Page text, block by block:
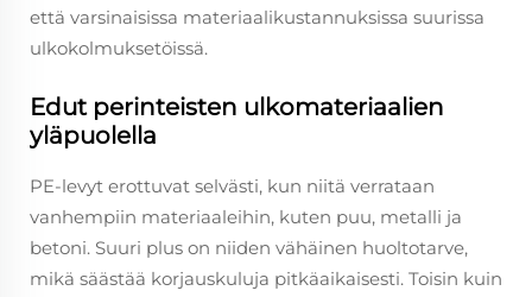
että varsinaisissa materiaalikustannuksissa suurissa
ulkokolmuksetöissä.
Edut perinteisten ulkomateriaalien
yläpuolella
PE-levyt erottuvat selvästi, kun niitä verrataan
vanhempiin materiaaleihin, kuten puu, metalli ja
betoni. Suuri plus on niiden vähäinen huoltotarve,
mikä säästää korjauskuluja pitkäaikaisesti. Toisin kuin